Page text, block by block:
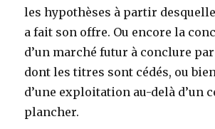
les hypothèses à partir
a fait son offre. Ou encore la
d’un marché futur à conclure
dont les titres sont cédés, ou
d’une exploitation au-delà d’un
plancher.